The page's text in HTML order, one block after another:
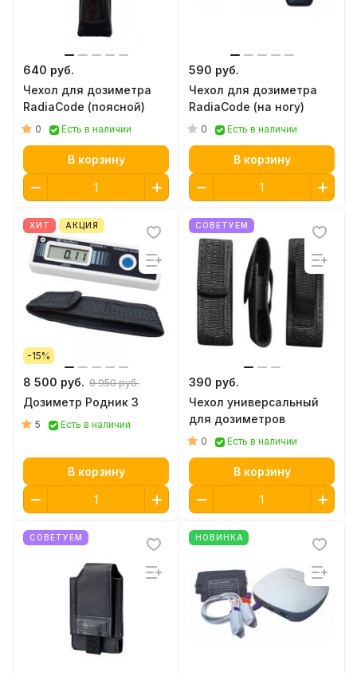
640 руб.
Чехол для дозиметра
RadiaCode (поясной)
0 Есть в наличии
В корзину
590 руб.
Чехол для дозиметра
RadiaCode (на ногу)
0 Есть в наличии
В корзину
ХИТ АКЦИЯ
-15%
8 500 руб. 9 950 руб.
Дозиметр Родник 3
5 Есть в наличии
В корзину
СОВЕТУЕМ
390 руб.
Чехол универсальный
для дозиметров
0 Есть в наличии
В корзину
СОВЕТУЕМ НОВИНКА